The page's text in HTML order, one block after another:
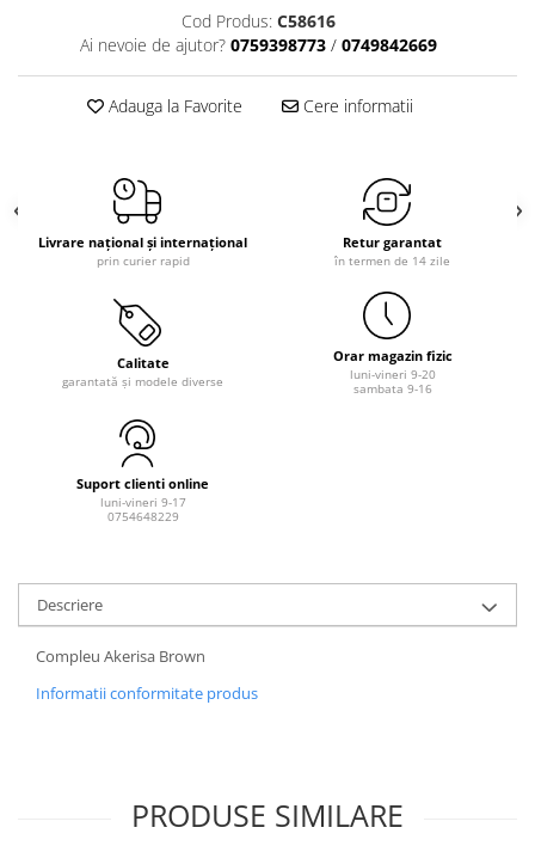
Cod Produs: C58616
Ai nevoie de ajutor? 0759398773 / 0749842669
Adauga la Favorite Cere informatii
Livrare național și internațional
prin curier rapid
Retur garantat
în termen de 14 zile
Calitate
garantată și modele diverse
Orar magazin fizic
luni-vineri 9-20
sambata 9-16
Suport clienti online
luni-vineri 9-17
0754648229
Descriere
Compleu Akerisa Brown
Informatii conformitate produs
PRODUSE SIMILARE